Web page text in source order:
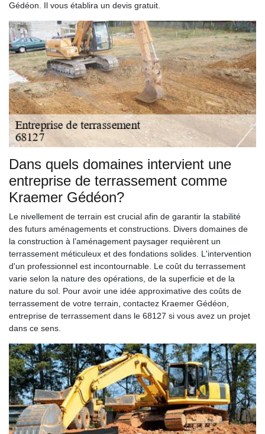
Gédéon. Il vous établira un devis gratuit.
Dans quels domaines intervient une
entreprise de terrassement comme
Kraemer Gédéon?
Le nivellement de terrain est crucial afin de garantir la stabilité
des futurs aménagements et constructions. Divers domaines de
la construction à l’aménagement paysager requièrent un
terrassement méticuleux et des fondations solides. L'intervention
d'un professionnel est incontournable. Le coût du terrassement
varie selon la nature des opérations, de la superficie et de la
nature du sol. Pour avoir une idée approximative des coûts de
terrassement de votre terrain, contactez Kraemer Gédéon,
entreprise de terrassement dans le 68127 si vous avez un projet
dans ce sens.